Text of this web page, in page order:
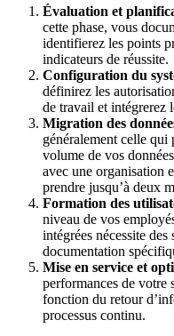
Évaluation et
cette phase, vous
identifierez les points
indicateurs de réussite.
Configuration du
définirez les
de travail et intégrerez
Migration des
généralement celle
volume de vos
avec une organisation
prendre jusqu’à deux
Formation des
niveau de vos
intégrées nécessite
documentation
Mise en service et
performances de votre
fonction du retour
processus continu.